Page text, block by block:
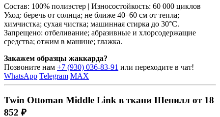
Состав: 100% полиэстер | Износостойкость: 60 000 циклов
Уход: беречь от солнца; не ближе 40–60 см от тепла;
химчистка; сухая чистка; машинная стирка до 30°C.
Запрещено: отбеливание; абразивные и хлорсодержащие
средства; отжим в машине; глажка.
Закажем образцы жаккарда?
Позвоните нам +7 (930) 036-83-91 или переходите в чат!
WhatsApp Telegram MAX
Twin Ottoman Middle Link в ткани Шенилл от 18
852 ₽